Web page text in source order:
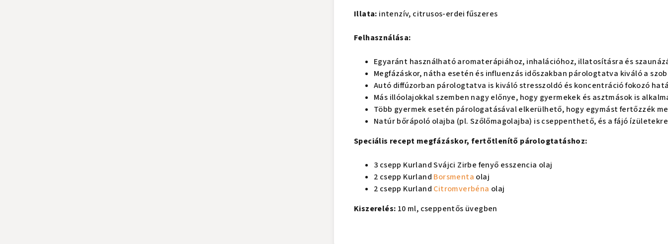
Illata: intenzív, citrusos-erdei fűszeres
Felhasználása:
Egyaránt használható aromaterápiához, inhalációhoz, illatosításra és
Megfázáskor, nátha esetén és influenzás időszakban párologtatva kiváló a
Autó diffúzorban párologtatva is kiváló stresszoldó és koncentráció fokozó
Más illóolajokkal szemben nagy előnye, hogy gyermekek és asztmások is
Több gyermek esetén párologatásával elkerülhető, hogy egymást fertőzzék
Natúr bőrápoló olajba (pl. Szőlőmagolajba) is cseppenthető, és a fájó
Speciális recept megfázáskor, fertőtlenítő párologtatáshoz:
3 csepp Kurland Svájci Zirbe fenyő esszencia olaj
2 csepp Kurland Borsmenta olaj
2 csepp Kurland Citromverbéna olaj
Kiszerelés: 10 ml, cseppentős üvegben